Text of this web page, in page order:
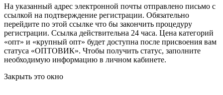
На указанный адрес электронной почты отправлено письмо с
ссылкой на подтверждение регистрации. Обязательно
перейдите по этой ссылке что бы закончить процедуру
регистрации. Ссылка действительна 24 часа. Цена категорий
«опт» и «крупный опт» будет доступна после присвоения вам
статуса «ОПТОВИК». Чтобы получить статус, заполните
необходимую информацию в личном кабинете.
Закрыть это окно